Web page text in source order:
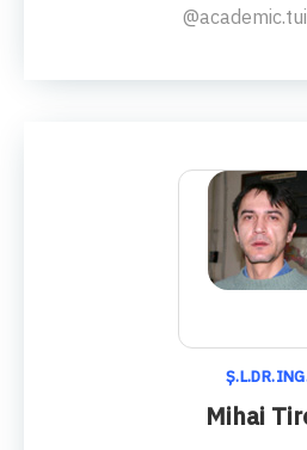
Mihai